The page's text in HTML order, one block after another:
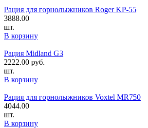
Рация для горнолыжников Roger KP-55
3888.00
шт.
В корзину
Рация Midland G3
2222.00 руб.
шт.
В корзину
Рация для горнолыжников Voxtel MR750
4044.00
шт.
В корзину